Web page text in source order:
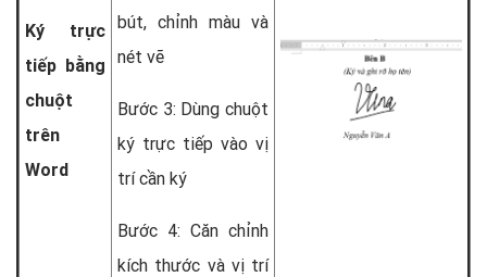
Ký trực
tiếp bằng
chuột
trên
Word
bút, chỉnh màu và
nét vẽ
Bước 3: Dùng chuột
ký trực tiếp vào vị
trí cần ký
Bước 4: Căn chỉnh
kích thước và vị trí